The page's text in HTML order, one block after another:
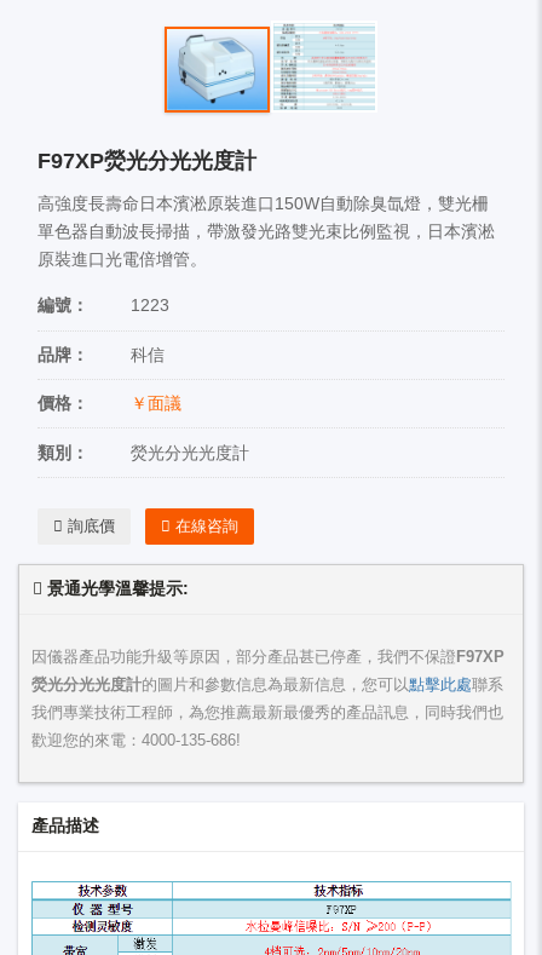
F97XP熒光分光光度計
高強度長壽命日本濱淞原裝進口150W自動除臭氙燈，雙光柵
單色器自動波長掃描，帶激發光路雙光束比例監視，日本濱淞
原裝進口光電倍增管。
編號： 1223
品牌： 科信
價格： ￥面議
類別： 熒光分光光度計
詢底價 在線咨詢
景通光學溫馨提示:
因儀器產品功能升級等原因，部分產品甚已停產，我們不保證 F97XP
熒光分光光度計的圖片和參數信息為最新信息，您可以點擊此處聯系
我們專業技術工程師，為您推薦最新最優秀的產品訊息，同時我們也
歡迎您的來電：4000-135-686!
產品描述